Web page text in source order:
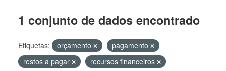
1 conjunto de dados encontrado
Etiquetas: orçamento
pagamento
restos a pagar
recursos financeiros